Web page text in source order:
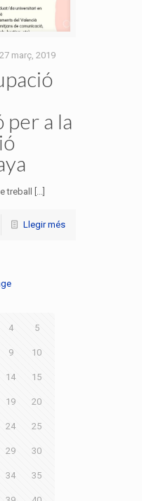
27 març, 2019
per a la
treball [...]
Llegir més
4 5
9 10
14 15
19 20
24 25
29 30
34 35